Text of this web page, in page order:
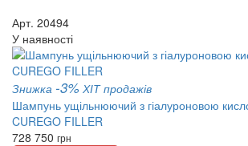
Арт. 20494
У наявності
Знижка -3% ХІТ продажів
Шампунь ущільнюючий з гіалуроновою
CUREGO FILLER
728 750 грн